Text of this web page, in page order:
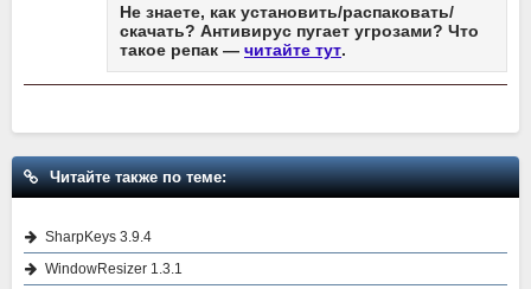
Не знаете, как установить/распаковать/
скачать? Антивирус пугает угрозами? Что
такое репак — читайте тут.
Читайте также по теме:
SharpKeys 3.9.4
WindowResizer 1.3.1